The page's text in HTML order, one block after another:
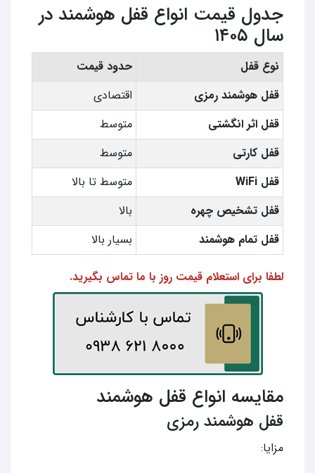
جدول قیمت انواع قفل هوشمند در
سال ۱۴۰۵
نوع قفل
حدود قیمت
قفل هوشمند رمزی
اقتصادی
قفل اثر انگشتی
متوسط
قفل کارتی
متوسط
قفل WiFi
متوسط تا بالا
قفل تشخیص چهره
بالا
قفل تمام هوشمند
بسیار بالا
لطفا برای استعلام قیمت روز با ما تماس بگیرید.
مقایسه انواع قفل هوشمند
قفل هوشمند رمزی
مزایا: